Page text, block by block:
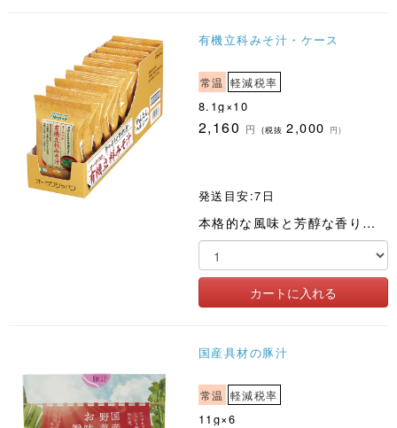
有機立科みそ汁・ケース
常温 軽減税率
8.1g×10
2,160 円 (税抜2,000 円)
発送目安:7日
本格的な風味と芳醇な香りが楽しめます
国産具材の豚汁
常温 軽減税率
11g×6